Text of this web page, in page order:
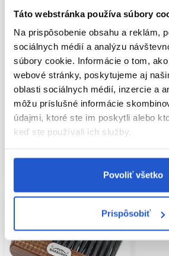
Táto webstránka používa súbory
Na prispôsobenie obsahu a reklám,
sociálnych médií a analýzu
súbory cookie. Informácie o tom,
webové stránky, poskytujeme aj
oblasti sociálnych médií, inzercie a
môžu príslušné informácie
údajmi, ktoré ste im poskytli alebo
keď ste používali ich služby.
Povoliť všetko
Prispôsobiť
Oficiálna distribúcia
Sibel kefa na vlasy Classic 50
Sibel
Ploché kefy na vlasy
6.90 €
Sibel
Sibel